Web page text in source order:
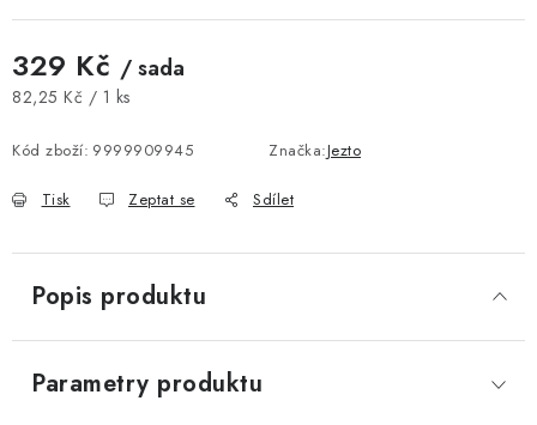
329 Kč / sada
Měrná cena:
82,25 Kč / 1 ks
Kód zboží: 9999909945 Značka:Jezto
Tisk Zeptat se Sdílet
Popis produktu
Parametry produktu